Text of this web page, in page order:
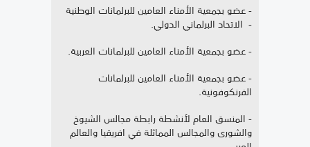
- عضو بجمعية الأمناء العامين للبرلمانات الوطنية
- الاتحاد البرلماني الدولي.
- عضو بجمعية الأمناء العامين للبرلمانات العربية.
- عضو بجمعية الأمناء العامين للبرلمانات
الفرنكوفونية.
- المنسق العام لأنشطة رابطة مجالس الشيوخ
والشورى والمجالس المماثلة في افريقيا والعالم